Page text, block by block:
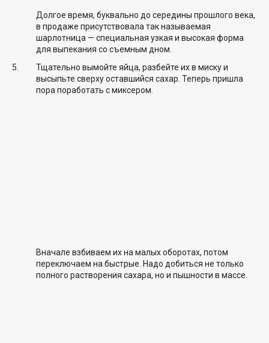
Долгое время, буквально до середины прошлого века,
в продаже присутствовала так называемая
шарлотница — специальная узкая и высокая форма
для выпекания со съемным дном.
Тщательно вымойте яйца, разбейте их в миску и
высыпьте сверху оставшийся сахар. Теперь пришла
пора поработать с миксером.
Вначале взбиваем их на малых оборотах, потом
переключаем на быстрые. Надо добиться не только
полного растворения сахара, но и пышности в массе.